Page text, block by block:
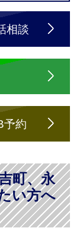
相談
予約
町、永
い方へ